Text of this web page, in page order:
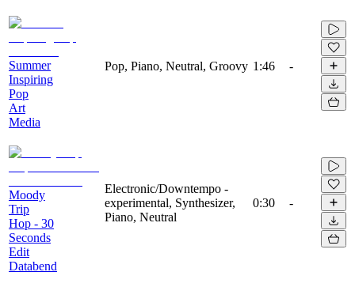
Summer
Inspiring
Pop
Art
Media
Pop, Piano, Neutral, Groovy 1:46 -
Moody
Trip
Hop - 30
Seconds
Edit
Databend
Electronic/Downtempo -
experimental, Synthesizer,
Piano, Neutral
0:30 -